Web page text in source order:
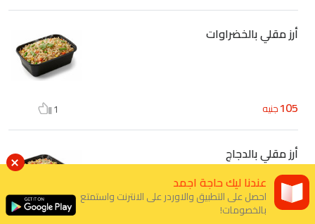
أرز مقلي بالخضراوات
105جنيه 1
أرز مقلي بالدجاج
عندنا ليك حاجة اجمد
احصل على التطبيق والاوردر على الانترنت واستمتع
بالخصومات!